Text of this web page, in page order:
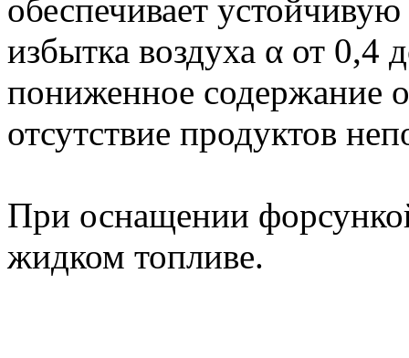
обеспечивает
избытка воздуха α от 0,4
пониженное содержание
отсутствие продуктов
При оснащении
жидком топливе.